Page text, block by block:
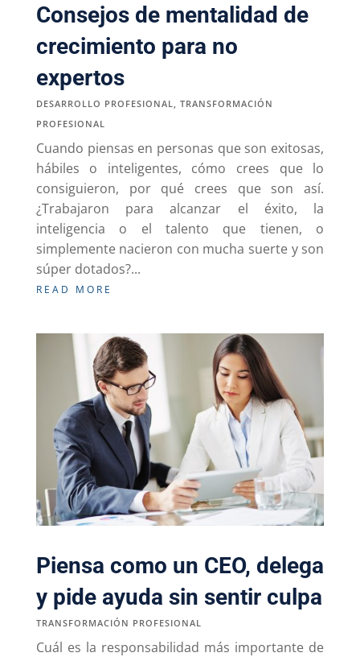
Consejos de mentalidad de
crecimiento para no
expertos
DESARROLLO PROFESIONAL
TRANSFORMACIÓN
PROFESIONAL
Cuando piensas en personas que son exitosas,
hábiles o inteligentes, cómo crees que lo
consiguieron, por qué crees que son así.
¿Trabajaron para alcanzar el éxito, la
inteligencia o el talento que tienen, o
simplemente nacieron con mucha suerte y son
súper dotados?...
READ MORE
Piensa como un CEO, delega
y pide ayuda sin sentir culpa
TRANSFORMACIÓN PROFESIONAL
Cuál es la responsabilidad más importante de